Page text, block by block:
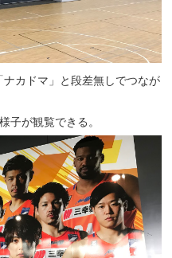
カドマ」と段差無しでつなが
子が観覧できる。